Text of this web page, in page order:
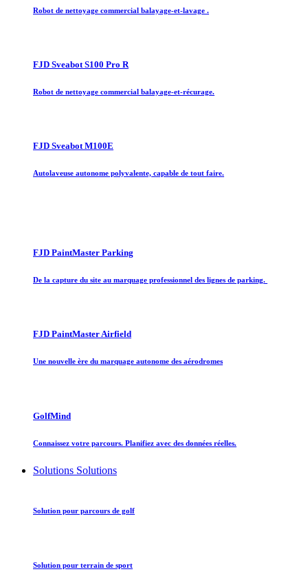
Robot de nettoyage commercial balayage-et-lavage .
FJD Sveabot S100 Pro R
Robot de nettoyage commercial balayage-et-récurage.
FJD Sveabot M100E
Autolaveuse autonome polyvalente, capable de tout faire.
FJD PaintMaster Parking
De la capture du site au marquage professionnel des lignes de parking.
FJD PaintMaster Airfield
Une nouvelle ère du marquage autonome des aérodromes
GolfMind
Connaissez votre parcours. Planifiez avec des données réelles.
Solutions Solutions
Solution pour parcours de golf
Solution pour terrain de sport